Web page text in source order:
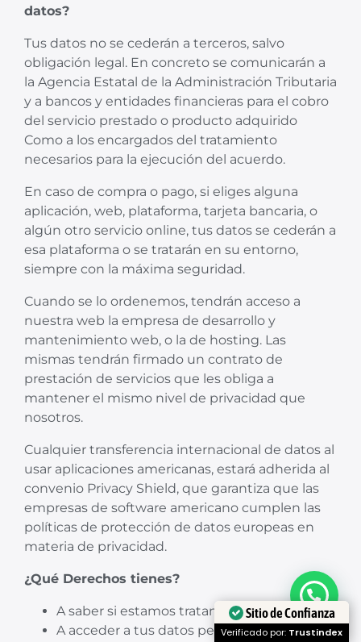
datos?
Tus datos no se cederán a terceros, salvo
obligación legal. En concreto se comunicarán a
la Agencia Estatal de la Administración Tributaria
y a bancos y entidades financieras para el cobro
del servicio prestado o producto adquirido
Como a los encargados del tratamiento
necesarios para la ejecución del acuerdo.
En caso de compra o pago, si eliges alguna
aplicación, web, plataforma, tarjeta bancaria, o
algún otro servicio online, tus datos se cederán a
esa plataforma o se tratarán en su entorno,
siempre con la máxima seguridad.
Cuando se lo ordenemos, tendrán acceso a
nuestra web la empresa de desarrollo y
mantenimiento web, o la de hosting. Las
mismas tendrán firmado un contrato de
prestación de servicios que les obliga a
mantener el mismo nivel de privacidad que
nosotros.
Cualquier transferencia internacional de datos al
usar aplicaciones americanas, estará adherida al
convenio Privacy Shield, que garantiza que las
empresas de software americano cumplen las
políticas de protección de datos europeas en
materia de privacidad.
¿Qué Derechos tienes?
A saber si estamos tratando tus datos o no.
A acceder a tus datos personales.
Sitio de Confianza
Verificado por: Trustindex